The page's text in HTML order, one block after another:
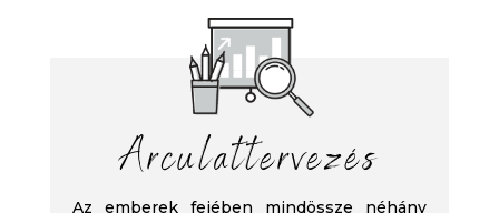
Arculattervezés
Az emberek fejében mindössze néhány